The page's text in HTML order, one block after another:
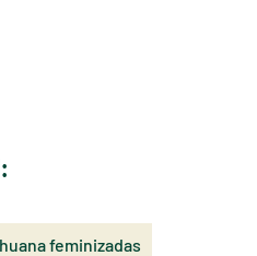
feminizadas